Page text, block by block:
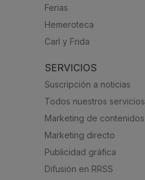
Ferias
Hemeroteca
Carl y Frida
SERVICIOS
Suscripción a noticias
Todos nuestros servicios
Marketing de contenidos
Marketing directo
Publicidad gráfica
Difusión en RRSS